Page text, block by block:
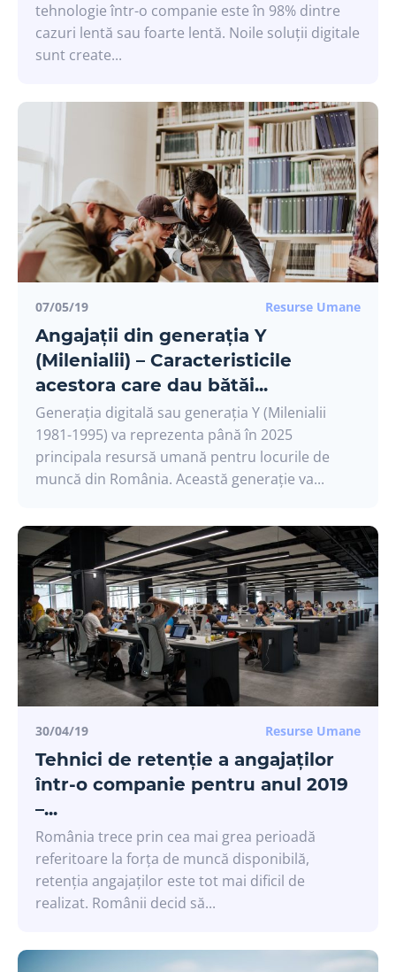
Noi îți trimitem doar informații care chiar
Abonează-te la newsletter și fii la curent cu cele mai noi
actualizări din domeniul HR.
tehnologie într-o companie este în 98% dintre
cazuri lentă sau foarte lentă. Noile soluții digitale
sunt create...
07/05/19 Resurse Umane
Angajații din generația Y
(Milenialii) – Caracteristicile
acestora care dau bătăi...
Generația digitală sau generația Y (Milenialii
1981-1995) va reprezenta până în 2025
principala resursă umană pentru locurile de
muncă din România. Această generație va...
30/04/19 Resurse Umane
Tehnici de retenție a angajaților
într-o companie pentru anul 2019
–...
România trece prin cea mai grea perioadă
referitoare la forța de muncă disponibilă,
retenția angajaților este tot mai dificil de
realizat. Românii decid să...